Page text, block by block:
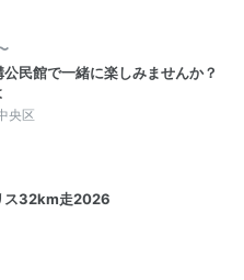
公民館で一緒に楽しみませんか？
央区
ス32km走2026